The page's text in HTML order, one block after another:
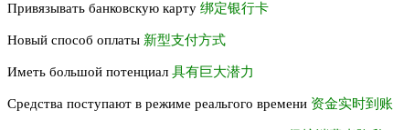
Привязывать банковскую карту 绑定银行卡
Новый способ оплаты 新型支付方式
Иметь большой потенциал 具有巨大潜力
Средства поступают в режиме реальгого времени 资金实时到账